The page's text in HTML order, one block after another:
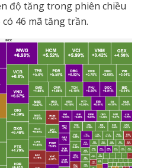
độ tăng trong phiên chiều
46 mã tăng trần.